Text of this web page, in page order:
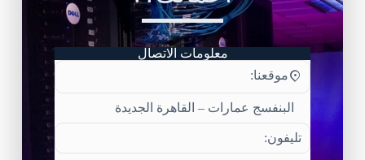
معلومات الاتصال
موقعنا:
البنفسج عمارات – القاهرة الجديدة
تليفون: